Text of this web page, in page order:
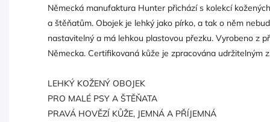
Německá manufaktura Hunter přichází s kolekcí
a štěňatům. Obojek je lehký jako pírko, a tak o něm
nastavitelný a má lehkou plastovou přezku. Vyrobeno z
Německa. Certifikovaná kůže je zpracována udržitelným
LEHKÝ KOŽENÝ OBOJEK
PRO MALÉ PSY A ŠTĚŇATA
PRAVÁ HOVĚZÍ KŮŽE, JEMNÁ A PŘÍJEMNÁ